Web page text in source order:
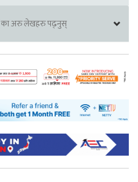
का अरु लेखहरु पढ्नुस्